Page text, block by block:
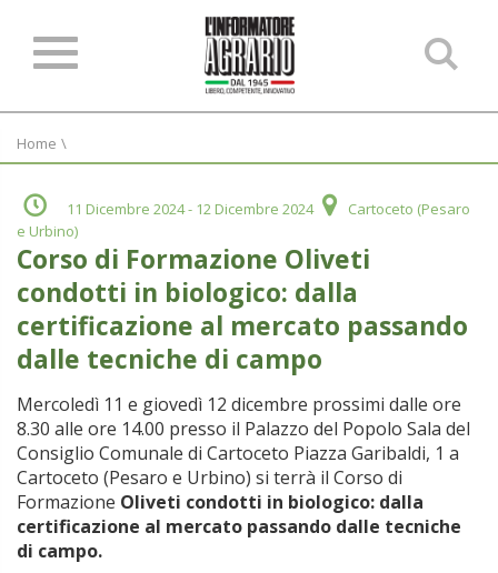
Home \
11 Dicembre 2024- 12 Dicembre 2024
Cartoceto (Pesaro
e Urbino)
Corso di Formazione Oliveti
condotti in biologico: dalla
certificazione al mercato passando
dalle tecniche di campo
Mercoledì 11 e giovedì 12 dicembre prossimi dalle ore
8.30 alle ore 14.00 presso il Palazzo del Popolo Sala del
Consiglio Comunale di Cartoceto Piazza Garibaldi, 1 a
Cartoceto (Pesaro e Urbino) si terrà il Corso di
Formazione Oliveti condotti in biologico: dalla
certificazione al mercato passando dalle tecniche
di campo.